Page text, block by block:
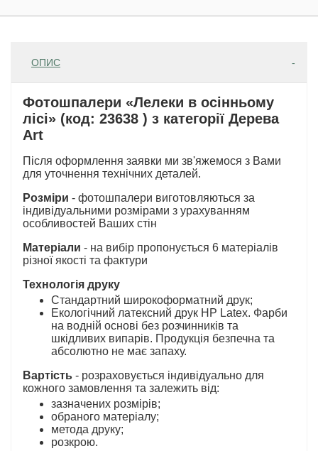
ОПИС
Фотошпалери «Лелеки в осінньому
лісі» (код: 23638 ) з категорії Дерева
Art
Після оформлення заявки ми зв'яжемося з Вами
для уточнення технічних деталей.
Розміри - фотошпалери виготовляються за
індивідуальними розмірами з урахуванням
особливостей Ваших стін
Матеріали - на вибір пропонується 6 матеріалів
різної якості та фактури
Технологія друку
Стандартний широкоформатний друк;
Екологічний латексний друк HP Latex. Фарби
на водній основі без розчинників та
шкідливих випарів. Продукція безпечна та
абсолютно не має запаху.
Вартість - розраховується індивідуально для
кожного замовлення та залежить від:
зазначених розмірів;
обраного матеріалу;
метода друку;
розкрою.